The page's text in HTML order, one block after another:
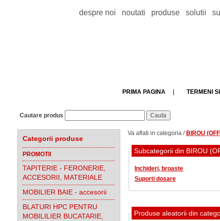
despre noi noutati produse solutii
PRIMA PAGINA TERMENI
Cautare produs
Categorii produse
PROMOTII
TAPITERIE - FERONERIE,
ACCESORII, MATERIALE
MOBILIER BAIE - accesorii
BLATURI HPC PENTRU
MOBILILIER BUCATARIE,
Va aflati in categoria / BIROU
Subcategorii din BIROU
Inchideri, broaste
Suporti dosare
Produse aleatorii din